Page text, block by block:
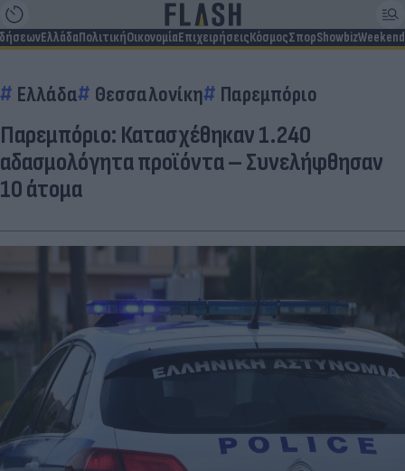
ΕλλάδαΠολιτικήΟικονομίαΕπιχειρήσειςΚόσμοςΣπορShowbizWeekend
Ελλάδα Θεσσαλονίκη Παρεμπόριο
Παρεμπόριο: Κατασχέθηκαν 1.240
αδασμολόγητα προϊόντα – Συνελήφθησαν
10 άτομα